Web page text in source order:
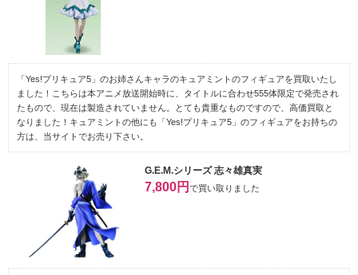
「Yes!プリキュア5」のお姉さんキャラのキュアミントのフィギュアを買取いたし
ました！こちらは本アニメ放送開始時に、タイトルに合わせ555体限定で発売され
たもので、現在は製造されていません。とても貴重なものですので、高価買取と
なりました！キュアミントの他にも「Yes!プリキュア5」のフィギュアをお持ちの
方は、当サイトでお売り下さい。
G.E.M.シリーズ 志々雄真実
7,800円で買い取りました